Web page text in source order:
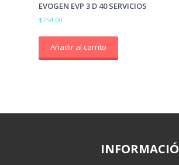
EVOGEN EVP 3 D 40 SERVICIOS
$754.00
Añadir al carrito
INFORMACIÓ